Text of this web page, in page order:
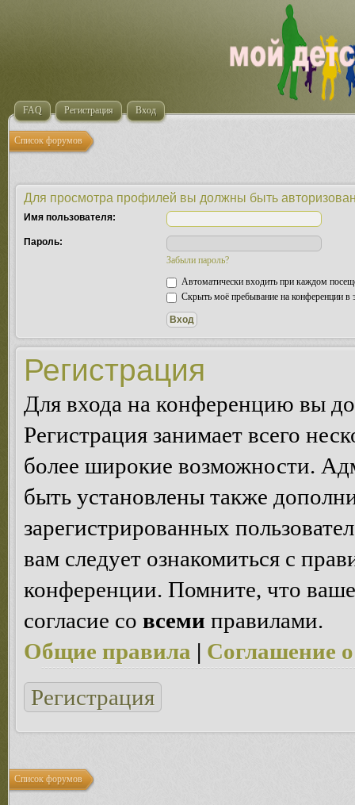
FAQ Регистрация Вход
Список форумов
Для просмотра профилей вы должны быть
Имя пользователя:
Пароль:
Забыли пароль?
Автоматически входить при каждом
Скрыть моё пребывание на конференции в
Регистрация
Для входа на конференцию вы
Регистрация занимает всего
более широкие возможности.
быть установлены также
зарегистрированных
вам следует ознакомиться с
конференции. Помните, что
согласие со всеми правилами.
Общие правила | Соглашение
Регистрация
Список форумов